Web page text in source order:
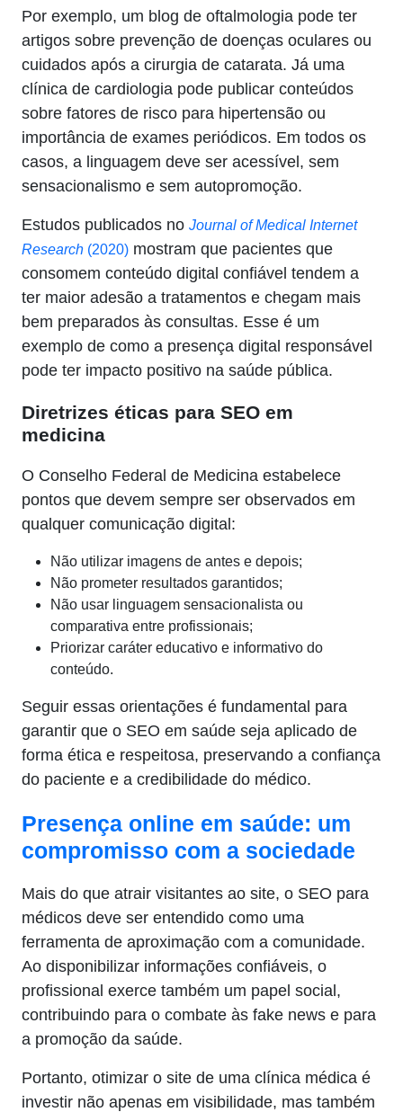
Por exemplo, um blog de oftalmologia pode ter
artigos sobre prevenção de doenças oculares ou
cuidados após a cirurgia de catarata. Já uma
clínica de cardiologia pode publicar conteúdos
sobre fatores de risco para hipertensão ou
importância de exames periódicos. Em todos os
casos, a linguagem deve ser acessível, sem
sensacionalismo e sem autopromoção.
Estudos publicados no Journal of Medical Internet
Research (2020) mostram que pacientes que
consomem conteúdo digital confiável tendem a
ter maior adesão a tratamentos e chegam mais
bem preparados às consultas. Esse é um
exemplo de como a presença digital responsável
pode ter impacto positivo na saúde pública.
Diretrizes éticas para SEO em
medicina
O Conselho Federal de Medicina estabelece
pontos que devem sempre ser observados em
qualquer comunicação digital:
Não utilizar imagens de antes e depois;
Não prometer resultados garantidos;
Não usar linguagem sensacionalista ou
comparativa entre profissionais;
Priorizar caráter educativo e informativo do
conteúdo.
Seguir essas orientações é fundamental para
garantir que o SEO em saúde seja aplicado de
forma ética e respeitosa, preservando a confiança
do paciente e a credibilidade do médico.
Presença online em saúde: um
compromisso com a sociedade
Mais do que atrair visitantes ao site, o SEO para
médicos deve ser entendido como uma
ferramenta de aproximação com a comunidade.
Ao disponibilizar informações confiáveis, o
profissional exerce também um papel social,
contribuindo para o combate às fake news e para
a promoção da saúde.
Portanto, otimizar o site de uma clínica médica é
investir não apenas em visibilidade, mas também